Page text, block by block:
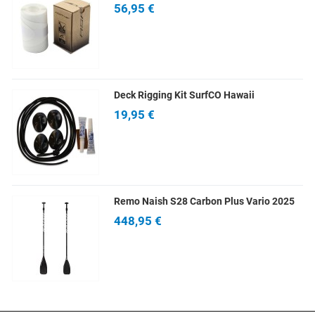
56,95 €
Deck Rigging Kit SurfCO Hawaii
19,95 €
Remo Naish S28 Carbon Plus Vario 2025
448,95 €